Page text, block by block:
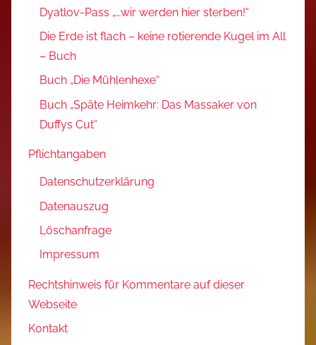
Dyatlov-Pass „…wir werden hier sterben!“
Die Erde ist flach – keine rotierende Kugel im All
– Buch
Buch „Die Mühlenhexe“
Buch „Späte Heimkehr: Das Massaker von
Duffys Cut“
Pflichtangaben
Datenschutzerklärung
Datenauszug
Löschanfrage
Impressum
Rechtshinweis für Kommentare auf dieser
Webseite
Kontakt